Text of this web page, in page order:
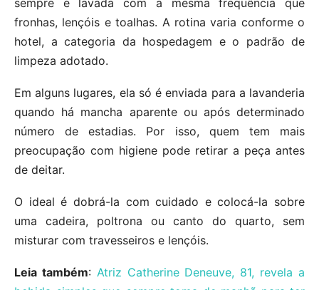
sempre é lavada com a mesma frequência que
fronhas, lençóis e toalhas. A rotina varia conforme o
hotel, a categoria da hospedagem e o padrão de
limpeza adotado.
Em alguns lugares, ela só é enviada para a lavanderia
quando há mancha aparente ou após determinado
número de estadias. Por isso, quem tem mais
preocupação com higiene pode retirar a peça antes
de deitar.
O ideal é dobrá-la com cuidado e colocá-la sobre
uma cadeira, poltrona ou canto do quarto, sem
misturar com travesseiros e lençóis.
Leia também: Atriz Catherine Deneuve, 81, revela a